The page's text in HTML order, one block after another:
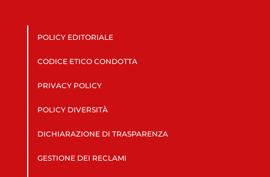
POLICY EDITORIALE
CODICE ETICO CONDOTTA
PRIVACY POLICY
POLICY DIVERSITÀ
DICHIARAZIONE DI TRASPARENZA
GESTIONE DEI RECLAMI